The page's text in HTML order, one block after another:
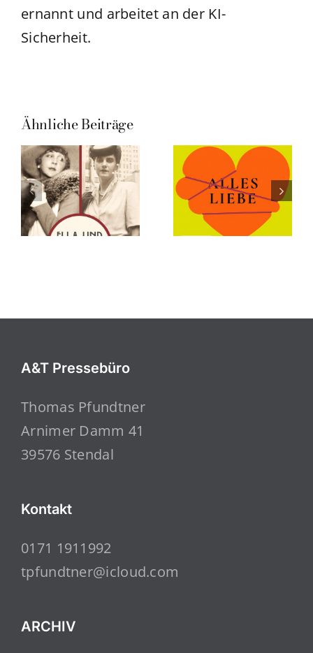
ernannt und arbeitet an der KI-
Sicherheit.
Ähnliche Beiträge
A&T Pressebüro
Thomas Pfundtner
Arnimer Damm 41
39576 Stendal
Kontakt
0171 1911992
tpfundtner@icloud.com
ARCHIV